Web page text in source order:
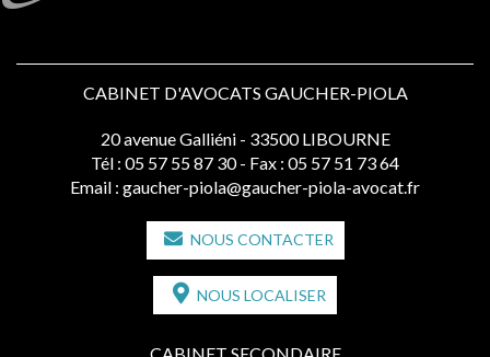
CABINET D'AVOCATS GAUCHER-PIOLA
20 avenue Galliéni - 33500 LIBOURNE
Tél : 05 57 55 87 30 - Fax : 05 57 51 73 64
Email : gaucher-piola@gaucher-piola-avocat.fr
NOUS CONTACTER
NOUS LOCALISER